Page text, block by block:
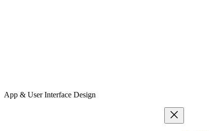
App & User Interface Design